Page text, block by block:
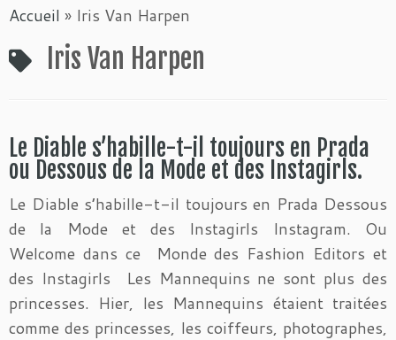
au
contenu
Accueil » Iris Van Harpen
Iris Van Harpen
Le Diable s’habille-t-il toujours en Prada
ou Dessous de la Mode et des Instagirls.
Le Diable s’habille-t-il toujours en Prada Dessous
de la Mode et des Instagirls Instagram. Ou
Welcome dans ce Monde des Fashion Editors et
des Instagirls Les Mannequins ne sont plus des
princesses. Hier, les Mannequins étaient traitées
comme des princesses, les coiffeurs, photographes,